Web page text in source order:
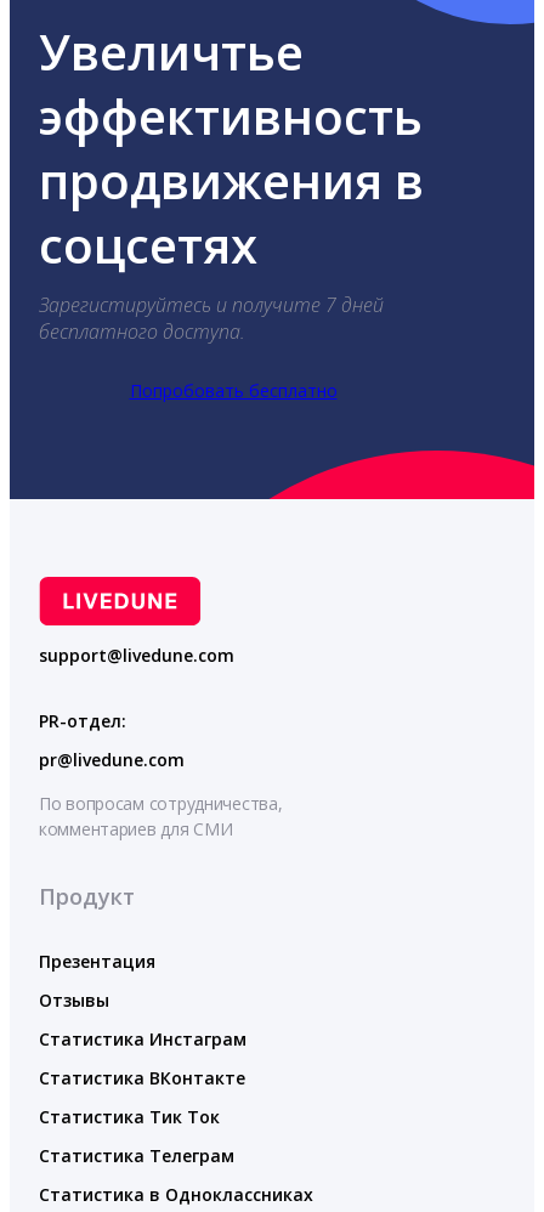
Увеличтье
эффективность
продвижения в
соцсетях
Зарегистируйтесь и получите 7 дней
бесплатного доступа.
Попробовать бесплатно
support@livedune.com
PR-отдел:
pr@livedune.com
По вопросам сотрудничества,
комментариев для СМИ
Продукт
Презентация
Отзывы
Статистика Инстаграм
Статистика ВКонтакте
Статистика Тик Ток
Статистика Телеграм
Статистика в Одноклассниках